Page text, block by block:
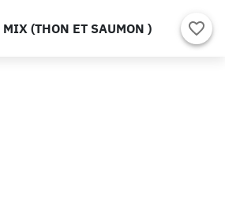
(THON ET SAUMON )